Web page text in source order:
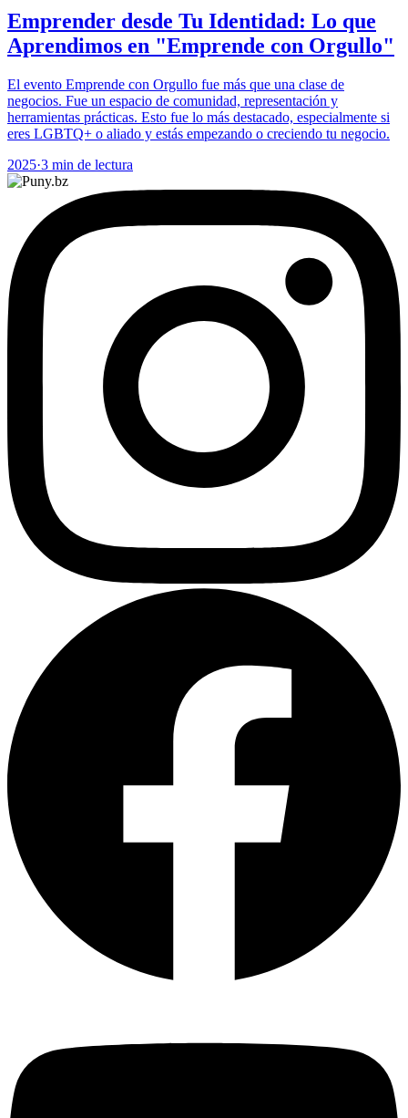
Emprender desde Tu Identidad: Lo que
Aprendimos en "Emprende con Orgullo"
El evento Emprende con Orgullo fue más que una clase de
negocios. Fue un espacio de comunidad, representación y
herramientas prácticas. Esto fue lo más destacado, especialmente si
eres LGBTQ+ o aliado y estás empezando o creciendo tu negocio.
2025·3 min de lectura